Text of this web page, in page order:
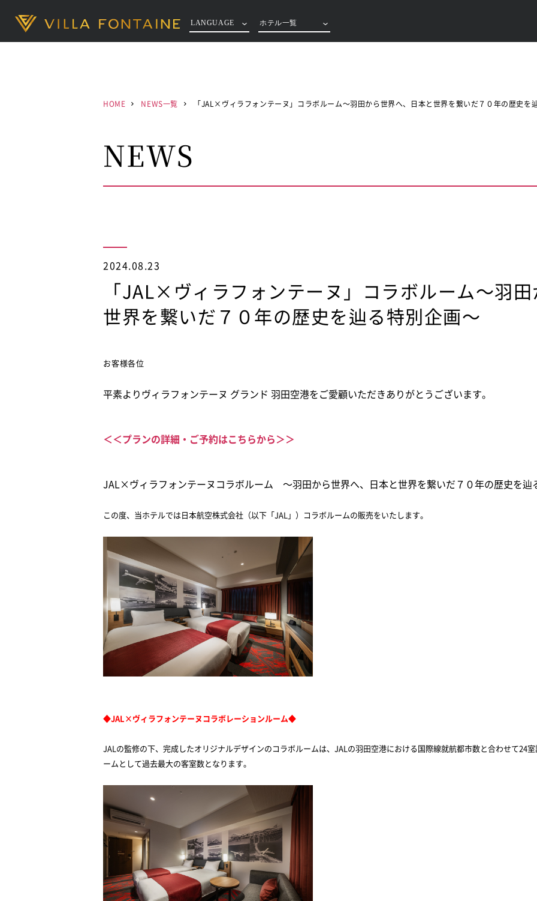
LANGUAGE ホテル一覧
HOME NEWS一覧 「JAL×ヴィラフォンテーヌ」コラボルーム～羽田から世界へ、日本と世界を繋いだ７０年の歴史を
NEWS
2024.08.23
「JAL×ヴィラフォンテーヌ」コラボルーム～羽
世界を繋いだ７０年の歴史を辿る特別企画～
お客様各位
平素よりヴィラフォンテーヌ グランド 羽田空港をご愛顧いただきありがとうございます。
＜＜プランの詳細・ご予約はこちらから＞＞
JAL×ヴィラフォンテーヌコラボルーム ～羽田から世界へ、日本と世界を繋いだ７０年の歴史を
この度、当ホテルでは日本航空株式会社（以下「JAL」）コラボルームの販売をいたします。
◆JAL×ヴィラフォンテーヌコラボレーションルーム◆
JALの監修の下、完成したオリジナルデザインのコラボルームは、 JALの羽田空港における国際線就航都市数と合わせて24
ームとして過去最大の客室数となります。